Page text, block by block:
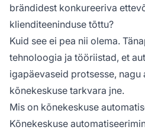
brändidest konkureeriva
klienditeeninduse tõttu?
Kuid see ei pea nii olema.
tehnoloogia ja tööriistad, et
igapäevaseid protsesse, nagu
kõnekeskuse tarkvara jne.
Mis on kõnekeskuse
Kõnekeskuse